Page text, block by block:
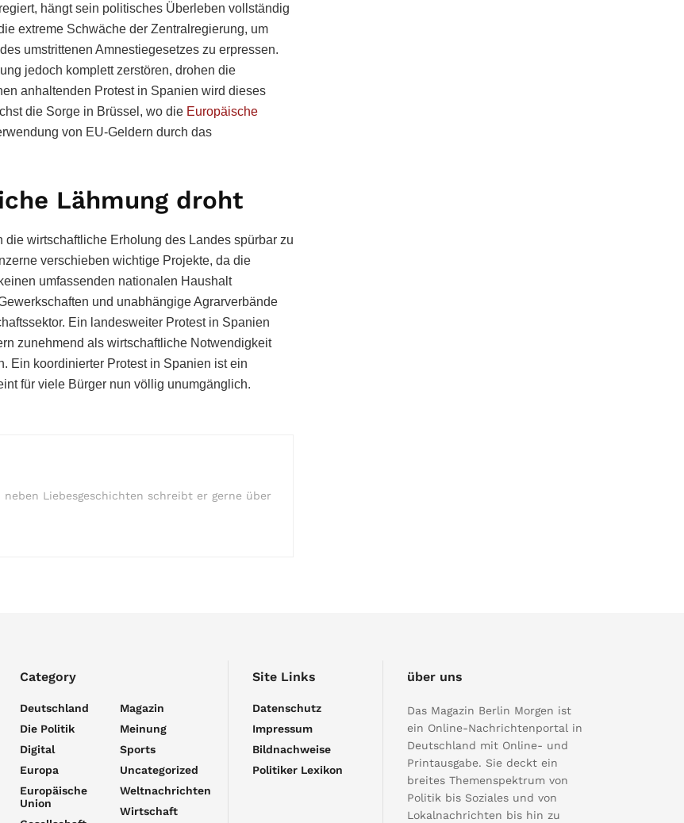
hängt sein politisches Überleben vollständig
extreme Schwäche der Zentralregierung, um
umstrittenen Amnestiegesetzes zu erpressen.
jedoch komplett zerstören, drohen die
anhaltenden Protest in Spanien wird dieses
die Sorge in Brüssel, wo die Europäische
von EU-Geldern durch das
Lähmung droht
wirtschaftliche Erholung des Landes spürbar zu
verschieben wichtige Projekte, da die
umfassenden nationalen Haushalt
und unabhängige Agrarverbände
Ein landesweiter Protest in Spanien
zunehmend als wirtschaftliche Notwendigkeit
Ein koordinierter Protest in Spanien ist ein
für viele Bürger nun völlig unumgänglich.
Liebesgeschichten schreibt er gerne über
Category
Deutschland
Die Politik
Digital
Europa
Europäische
Union
Magazin
Meinung
Sports
Uncategorized
Weltnachrichten
Wirtschaft
Site Links
Datenschutz
Impressum
Bildnachweise
Politiker Lexikon
über uns
Das Magazin Berlin Morgen ist
ein Online-Nachrichtenportal in
Deutschland mit Online- und
Printausgabe. Sie deckt ein
breites Themenspektrum von
Politik bis Soziales und von
Lokalnachrichten bis hin zu